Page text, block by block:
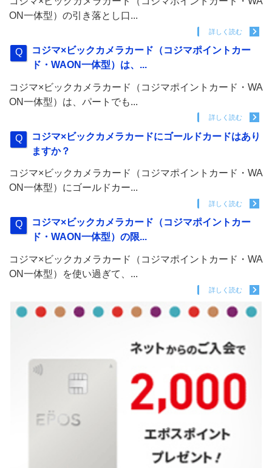
ON一体型）の引き落とし口...
詳しく読む
コジマ×ビックカメラカード（コジマポイントカー
ド・WAON一体型）は、...
コジマ×ビックカメラカード（コジマポイントカード・WA
ON一体型）は、パートでも...
詳しく読む
コジマ×ビックカメラカードにゴールドカードはあり
ますか？
コジマ×ビックカメラカード（コジマポイントカード・WA
ON一体型）にゴールドカー...
詳しく読む
コジマ×ビックカメラカード（コジマポイントカー
ド・WAON一体型）の限...
コジマ×ビックカメラカード（コジマポイントカード・WA
ON一体型）を使い過ぎて、...
詳しく読む